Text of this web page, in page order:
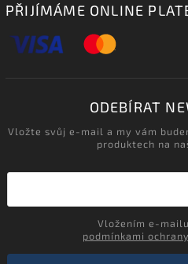
PŘIJÍMÁME ONLINE
ODEBÍRAT
Vložte svůj e-mail a my vám
produktech na
podmínkami